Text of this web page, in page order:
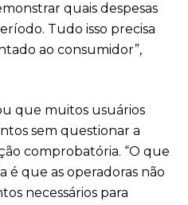
quais despesas
Tudo isso precisa
ao consumidor”,
que muitos usuários
sem questionar a
comprobatória. “O que
que as operadoras não
necessários para